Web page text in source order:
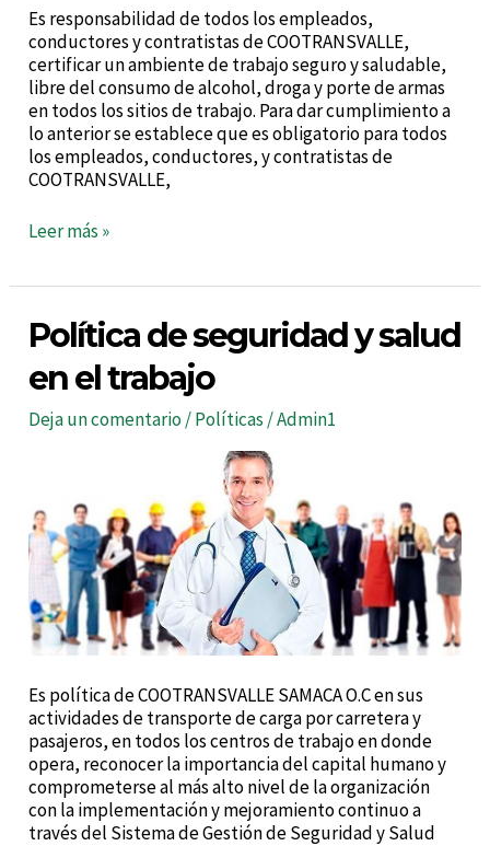
Es responsabilidad de todos los empleados,
conductores y contratistas de COOTRANSVALLE,
certificar un ambiente de trabajo seguro y saludable,
libre del consumo de alcohol, droga y porte de armas
en todos los sitios de trabajo. Para dar cumplimiento a
lo anterior se establece que es obligatorio para todos
los empleados, conductores, y contratistas de
COOTRANSVALLE,
Leer más »
Política de seguridad y salud
en el trabajo
Deja un comentario/Políticas /Admin1
Es política de COOTRANSVALLE SAMACA O.C en sus
actividades de transporte de carga por carretera y
pasajeros, en todos los centros de trabajo en donde
opera, reconocer la importancia del capital humano y
comprometerse al más alto nivel de la organización
con la implementación y mejoramiento continuo a
través del Sistema de Gestión de Seguridad y Salud
Política
de
seguridad
y
salud